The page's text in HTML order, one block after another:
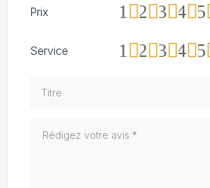
Prix 5
4
3
2
1
Service 5
4
3
2
1